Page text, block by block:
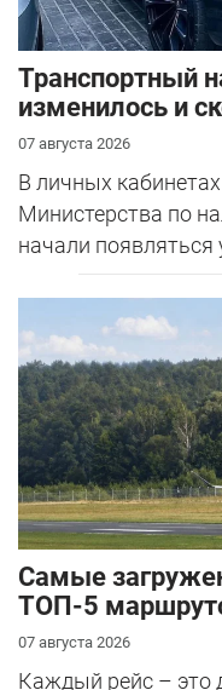
Транспортный
изменилось и
07 августа 2026
В личных
Министерства по
начали появляться
Самые
ТОП-5
07 августа 2026
Каждый рейс – это